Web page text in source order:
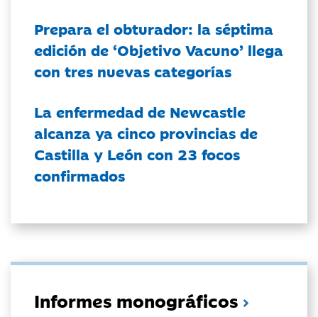
Prepara el obturador: la séptima
edición de ‘Objetivo Vacuno’ llega
con tres nuevas categorías
La enfermedad de Newcastle
alcanza ya cinco provincias de
Castilla y León con 23 focos
confirmados
Informes monográficos